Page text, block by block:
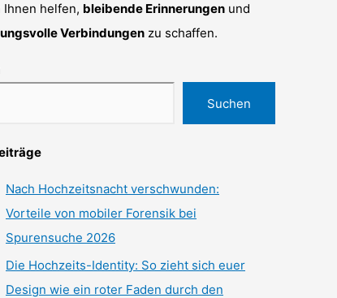
helfen, bleibende Erinnerungen und
Verbindungen zu schaffen.
Suchen
Nach Hochzeitsnacht verschwunden:
Vorteile von mobiler Forensik bei
Spurensuche 2026
Die Hochzeits-Identity: So zieht sich euer
Design wie ein roter Faden durch den